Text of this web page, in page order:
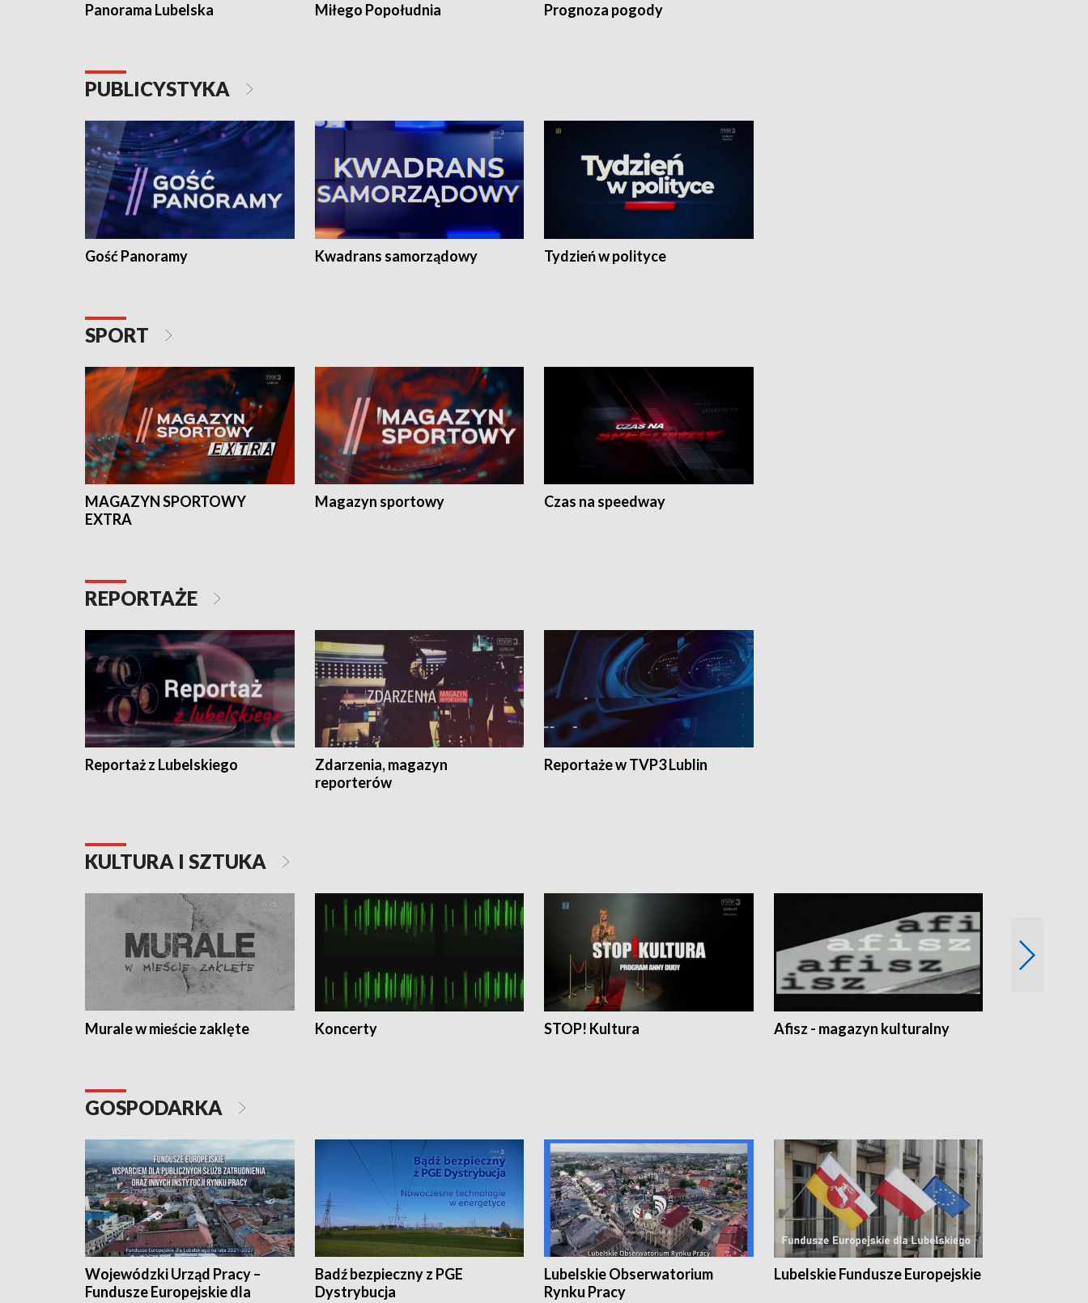
Panorama Lubelska Miłego Popołudnia Prognoza pogody
PUBLICYSTYKA
Gość Panoramy Kwadrans samorządowy Tydzień w polityce
SPORT
MAGAZYN SPORTOWY
EXTRA
Magazyn sportowy Czas na speedway
REPORTAŻE
Reportaż z Lubelskiego
Zdarzenia, magazyn
reporterów
Reportaże w TVP3 Lublin
KULTURA I SZTUKA
Murale w mieście zaklęte Koncerty STOP! Kultura Afisz - magazyn kulturalny
GOSPODARKA
Wojewódzki Urząd Pracy –
Fundusze Europejskie dla
Badź bezpieczny z PGE
Dystrybucja
Lubelskie Obserwatorium
Rynku Pracy
Lubelskie Fundusze Europejskie